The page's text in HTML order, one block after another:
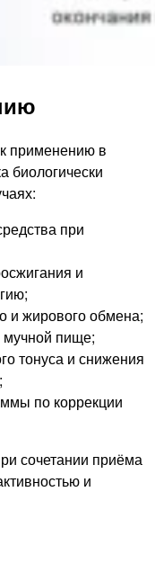
применению в
биологически
при
и
и жирового обмена;
мучной пище;
тонуса и снижения
по коррекции
сочетании приёма
и